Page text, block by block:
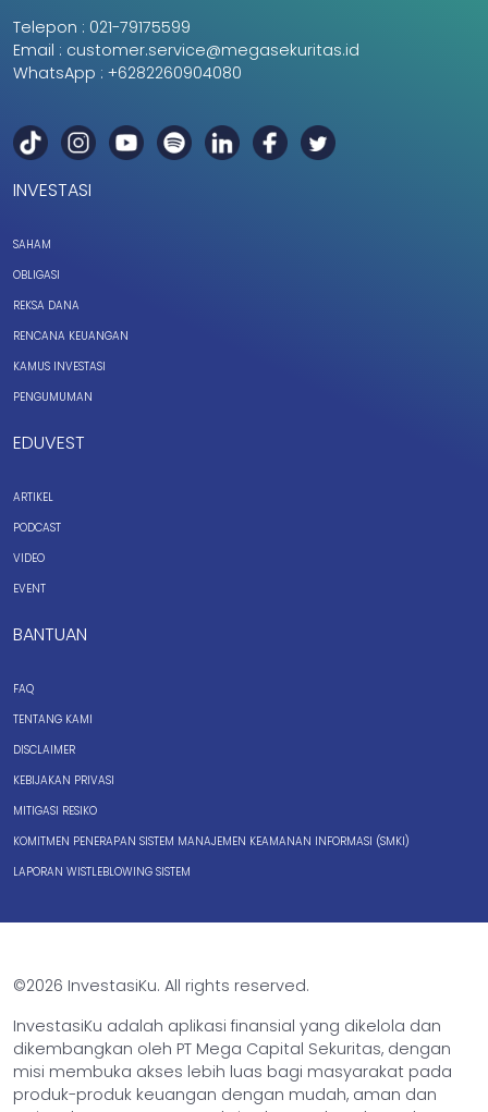
Telepon : 021-79175599
Email : customer.service@megasekuritas.id
WhatsApp : +6282260904080
INVESTASI
SAHAM
OBLIGASI
REKSA DANA
RENCANA KEUANGAN
KAMUS INVESTASI
PENGUMUMAN
EDUVEST
ARTIKEL
PODCAST
VIDEO
EVENT
BANTUAN
FAQ
TENTANG KAMI
DISCLAIMER
KEBIJAKAN PRIVASI
MITIGASI RESIKO
KOMITMEN PENERAPAN SISTEM MANAJEMEN KEAMANAN INFORMASI (SMKI)
LAPORAN WISTLEBLOWING SISTEM
©2026 InvestasiKu. All rights reserved.
InvestasiKu adalah aplikasi finansial yang dikelola dan
dikembangkan oleh PT Mega Capital Sekuritas, dengan
misi membuka akses lebih luas bagi masyarakat pada
produk-produk keuangan dengan mudah, aman dan